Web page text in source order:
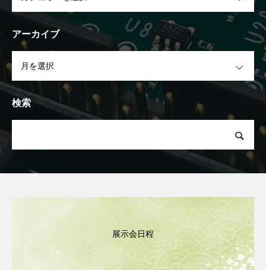
アーカイブ
検索
展示会日程